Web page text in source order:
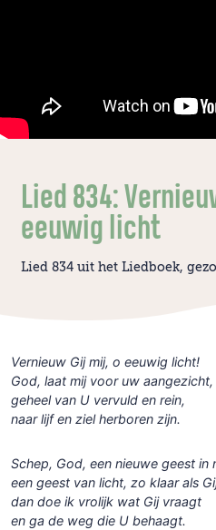
Lied 834:
eeuwig licht
Lied 834 uit het Liedboek,
Vernieuw Gij mij, o eeuwig licht!
God, laat mij voor uw aangezicht,
geheel van U vervuld en rein,
naar lijf en ziel herboren zijn.
Schep, God, een nieuwe geest in
een geest van licht, zo klaar als
dan doe ik vrolijk wat Gij vraagt
en ga de weg die U behaagt.